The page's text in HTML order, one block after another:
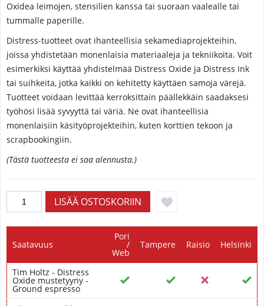
Oxidea leimojen, stensilien kanssa tai suoraan vaalealle tai
tummalle paperille.
Distress-tuotteet ovat ihanteellisia sekamediaprojekteihin,
joissa yhdistetään monenlaisia ​​materiaaleja ja tekniikoita. Voit
esimerkiksi käyttää yhdistelmää Distress Oxide ja Distress Ink
tai suihkeita, jotka kaikki on kehitetty käyttäen samoja värejä.
Tuotteet voidaan levittää kerroksittain päällekkäin saadaksesi
työhösi lisää syvyyttä tai väriä. Ne ovat ihanteellisia
monenlaisiin käsityöprojekteihin, kuten korttien tekoon ja
scrapbookingiin.
(Tästä tuotteesta ei saa alennusta.)
Saatavuus
Pori
/
Web
Tampere Raisio Helsinki
Tim Holtz - Distress
Oxide mustetyyny -
Ground espresso